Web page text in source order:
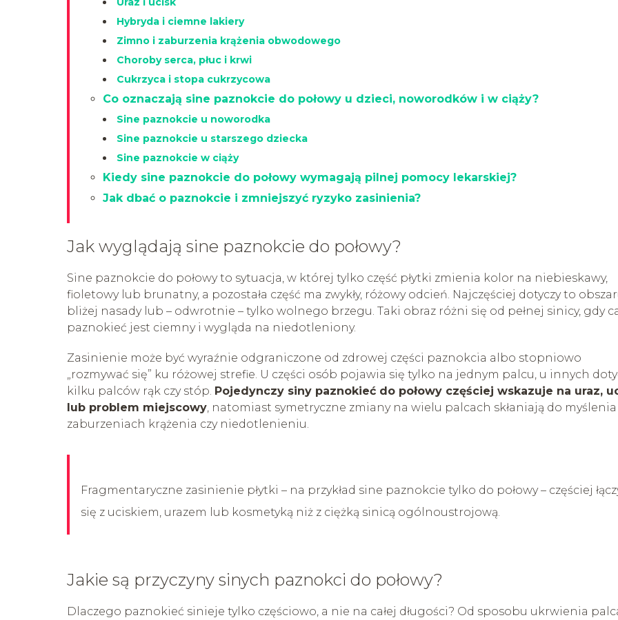
Hybryda i ciemne lakiery
Zimno i zaburzenia krążenia obwodowego
Choroby serca, płuc i krwi
Cukrzyca i stopa cukrzycowa
Co oznaczają sine paznokcie do połowy u dzieci, noworodków i w ciąży?
Sine paznokcie u noworodka
Sine paznokcie u starszego dziecka
Sine paznokcie w ciąży
Kiedy sine paznokcie do połowy wymagają pilnej pomocy lekarskiej?
Jak dbać o paznokcie i zmniejszyć ryzyko zasinienia?
Jak wyglądają sine paznokcie do połowy?
Sine paznokcie do połowy to sytuacja, w której tylko część płytki zmienia kolor na niebieskawy,
fioletowy lub brunatny, a pozostała część ma zwykły, różowy odcień. Najczęściej dotyczy to
bliżej nasady lub – odwrotnie – tylko wolnego brzegu. Taki obraz różni się od pełnej sinicy, gdy
paznokieć jest ciemny i wygląda na niedotleniony.
Zasinienie może być wyraźnie odgraniczone od zdrowej części paznokcia albo stopniowo
„rozmywać się” ku różowej strefie. U części osób pojawia się tylko na jednym palcu, u innych
kilku palców rąk czy stóp. Pojedynczy siny paznokieć do połowy częściej wskazuje na uraz,
lub problem miejscowy, natomiast symetryczne zmiany na wielu palcach skłaniają do myślenia
zaburzeniach krążenia czy niedotlenieniu.
Fragmentaryczne zasinienie płytki – na przykład sine paznokcie tylko do połowy – częściej
się z uciskiem, urazem lub kosmetyką niż z ciężką sinicą ogólnoustrojową.
Jakie są przyczyny sinych paznokci do połowy?
Dlaczego paznokieć sinieje tylko częściowo, a nie na całej długości? Od sposobu ukrwienia